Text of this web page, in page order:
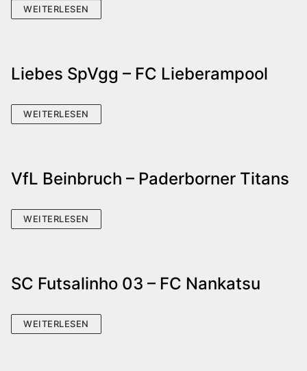
WEITERLESEN
Liebes SpVgg – FC Lieberampool
WEITERLESEN
VfL Beinbruch – Paderborner Titans
WEITERLESEN
SC Futsalinho 03 – FC Nankatsu
WEITERLESEN